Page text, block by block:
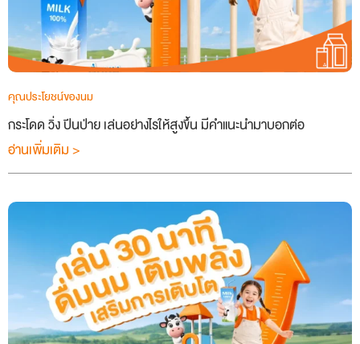
คุณประโยชน์ของนม
กระโดด วิ่ง ปีนป่าย เล่นอย่างไรให้สูงขึ้น มีคำแนะนำมาบอกต่อ
อ่านเพิ่มเติม >